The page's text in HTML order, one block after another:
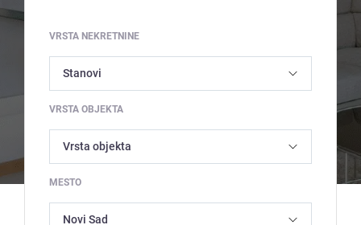
VRSTA NEKRETNINE
VRSTA OBJEKTA
MESTO